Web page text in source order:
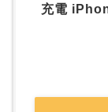
充電